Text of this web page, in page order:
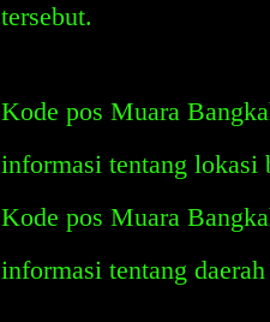
tersebut.
Kode pos Muara
informasi tentang lokasi
Kode pos Muara
informasi tentang